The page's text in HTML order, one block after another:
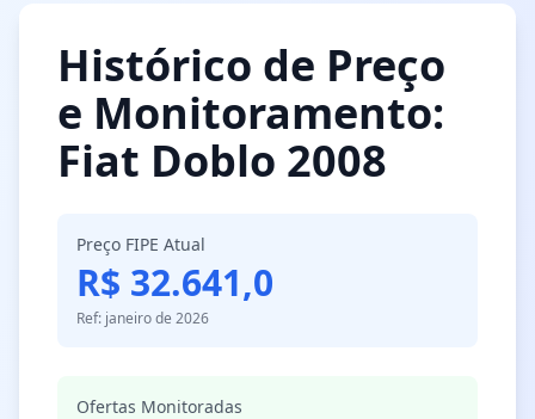
Histórico de Preço
e Monitoramento:
Fiat Doblo 2008
Preço FIPE Atual
R$ 32.641,0
Ref: janeiro de 2026
Ofertas Monitoradas